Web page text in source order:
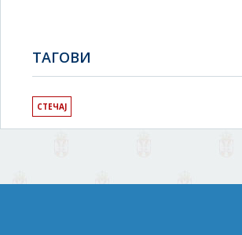
TAГОВИ
СТЕЧАЈ